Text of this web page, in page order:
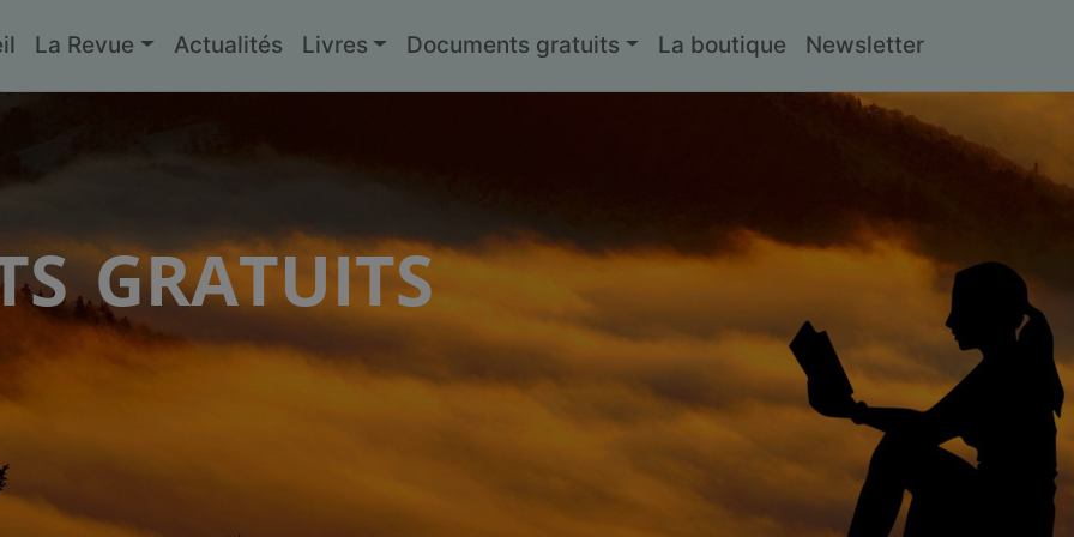
La Revue Actualités Livres Documents gratuits La boutique Newsletter
gratuits